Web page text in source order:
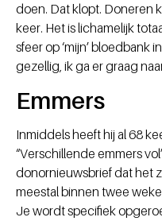
doen. Dat klopt. Doneren
keer. Het is lichamelijk
sfeer op ‘mijn’ bloedbank
gezellig, ik ga er graag
Emmers
Inmiddels heeft hij al 68
“Verschillende emmers
donornieuwsbrief dat het
meestal binnen twee
Je wordt specifiek